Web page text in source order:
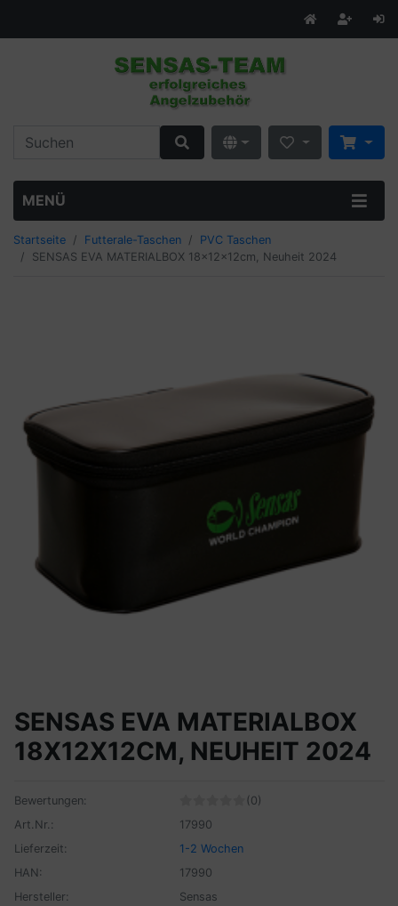
MENÜ
Startseite Futterale-Taschen
PVC Taschen
SENSAS EVA MATERIALBOX 18x12x12cm, Neuheit 2024
SENSAS EVA MATERIALBOX
18X12X12CM, NEUHEIT 2024
Bewertungen:
(0)
Art.Nr.:
17990
Lieferzeit:
1-2 Wochen
HAN:
17990
Hersteller:
Sensas